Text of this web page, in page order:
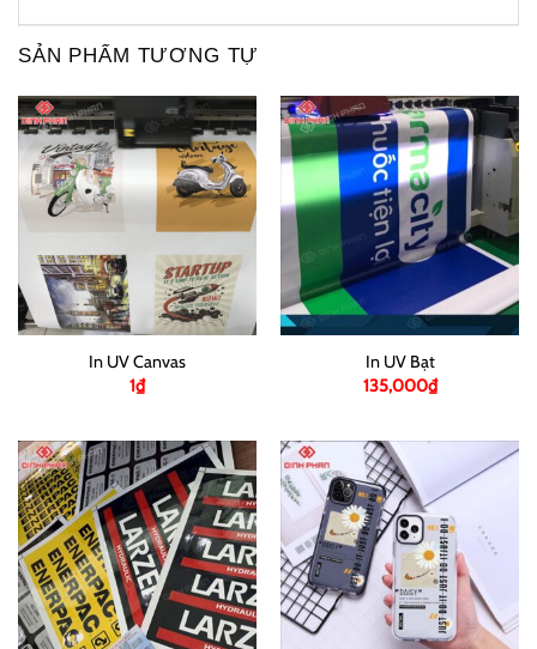
SẢN PHẨM TƯƠNG TỰ
In UV Canvas
1₫
In UV Bạt
135,000₫